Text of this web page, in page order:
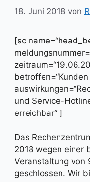
18. Juni 2018 von
[sc
betroffen=“Kunden
und Service-
erreichbar“ ]
Das
2018 wegen einer
Veranstaltung von
geschlossen. Wir